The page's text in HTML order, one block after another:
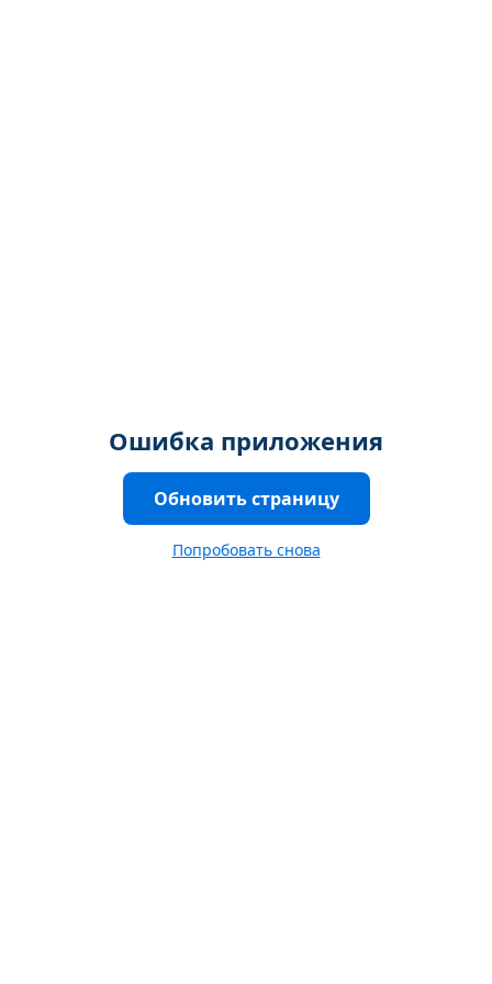
Ошибка приложения
Обновить страницу
Попробовать снова